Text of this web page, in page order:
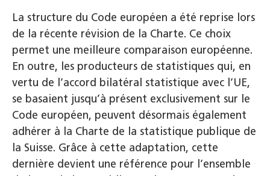
La structure du Code européen a été reprise lors
de la récente révision de la Charte. Ce choix
permet une meilleure comparaison européenne.
En outre, les producteurs de statistiques qui, en
vertu de l’accord bilatéral statistique avec l’UE,
se basaient jusqu’à présent exclusivement sur le
Code européen, peuvent désormais également
adhérer à la Charte de la statistique publique de
la Suisse. Grâce à cette adaptation, cette
dernière devient une référence pour l’ensemble